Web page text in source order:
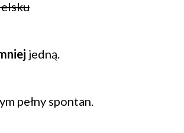
jedną.
pełny spontan.